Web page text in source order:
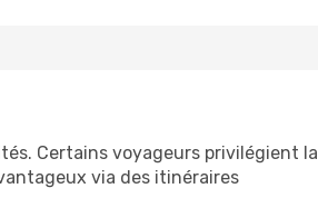
Certains voyageurs privilégient la
via des itinéraires